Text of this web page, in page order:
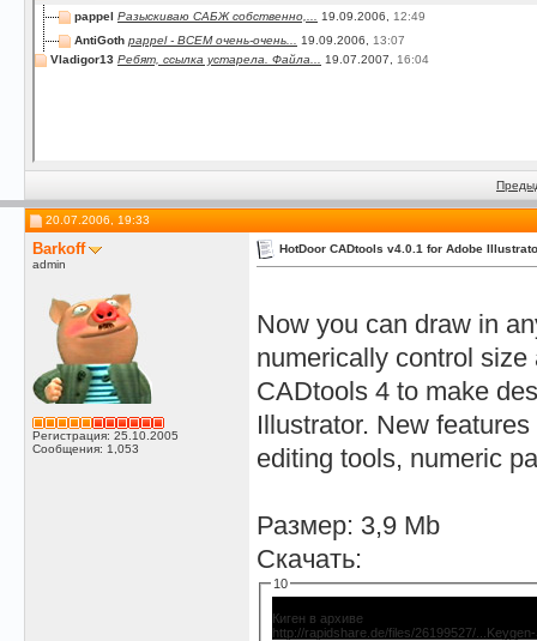
pappel Разыскиваю САБЖ собственно,... 19.09.2006, 12:49
AntiGoth pappel - ВСЕМ очень-очень... 19.09.2006, 13:07
Vladigor13 Ребят, ссылка устарела. Файла... 19.07.2007, 16:04
20.07.2006, 19:33
Barkoff
admin
Регистрация: 25.10.2005
Сообщения: 1,053
HotDoor CADtools v4.0.1 for Adobe
Now you can draw in
numerically control
CADtools 4 to make
Illustrator. New
editing tools, numeric
Размер: 3,9 Mb
Скачать:
10
Киген в архиве
http://rapidshare.de/files/26199527/